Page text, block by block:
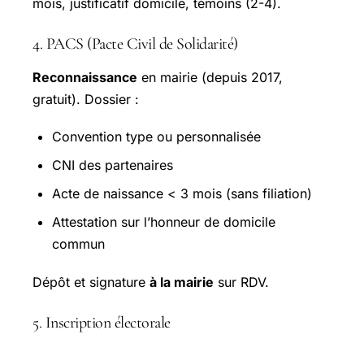
mois, justificatif domicile, témoins (2-4).
4. PACS (Pacte Civil de Solidarité)
Reconnaissance en mairie (depuis 2017,
gratuit). Dossier :
Convention type ou personnalisée
CNI des partenaires
Acte de naissance < 3 mois (sans filiation)
Attestation sur l’honneur de domicile
commun
Dépôt et signature à la mairie sur RDV.
5. Inscription électorale